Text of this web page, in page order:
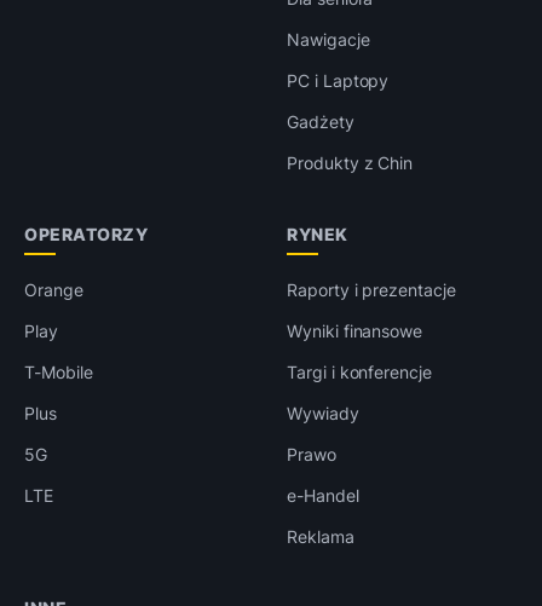
Nawigacje
PC i Laptopy
Gadżety
Produkty z Chin
OPERATORZY
Orange
Play
T-Mobile
Plus
5G
LTE
RYNEK
Raporty i prezentacje
Wyniki finansowe
Targi i konferencje
Wywiady
Prawo
e-Handel
Reklama